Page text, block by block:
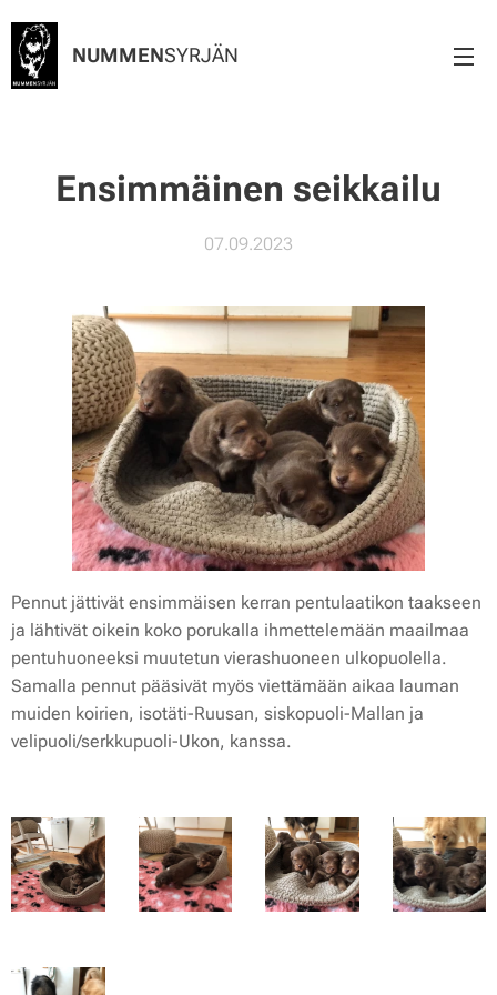
NUMMENSYRJÄN
Ensimmäinen seikkailu
07.09.2023
Pennut jättivät ensimmäisen kerran pentulaatikon taakseen
ja lähtivät oikein koko porukalla ihmettelemään maailmaa
pentuhuoneeksi muutetun vierashuoneen ulkopuolella.
Samalla pennut pääsivät myös viettämään aikaa lauman
muiden koirien, isotäti-Ruusan, siskopuoli-Mallan ja
velipuoli/serkkupuoli-Ukon, kanssa.